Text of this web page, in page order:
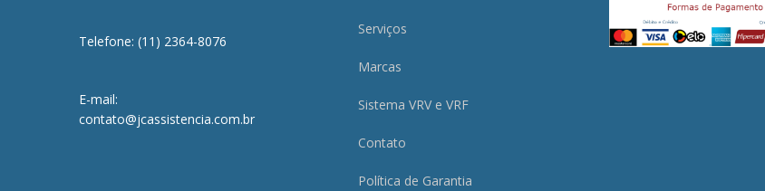
Telefone: (11) 2364-8076
E-mail:
contato@jcassistencia.com.br
Serviços
Marcas
Sistema VRV e VRF
Contato
Política de Garantia